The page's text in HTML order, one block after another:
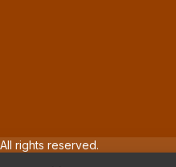
rights reserved.